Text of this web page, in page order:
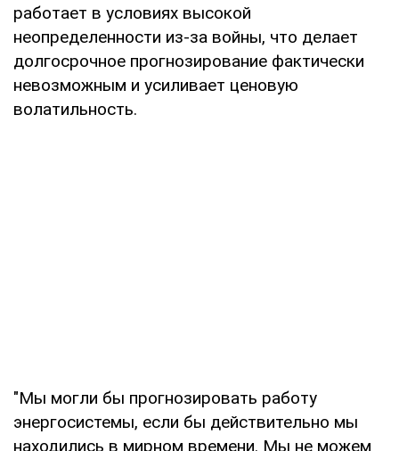
работает в условиях высокой
неопределенности из-за войны, что делает
долгосрочное прогнозирование фактически
невозможным и усиливает ценовую
волатильность.
"Мы могли бы прогнозировать работу
энергосистемы, если бы действительно мы
находились в мирном времени. Мы не можем